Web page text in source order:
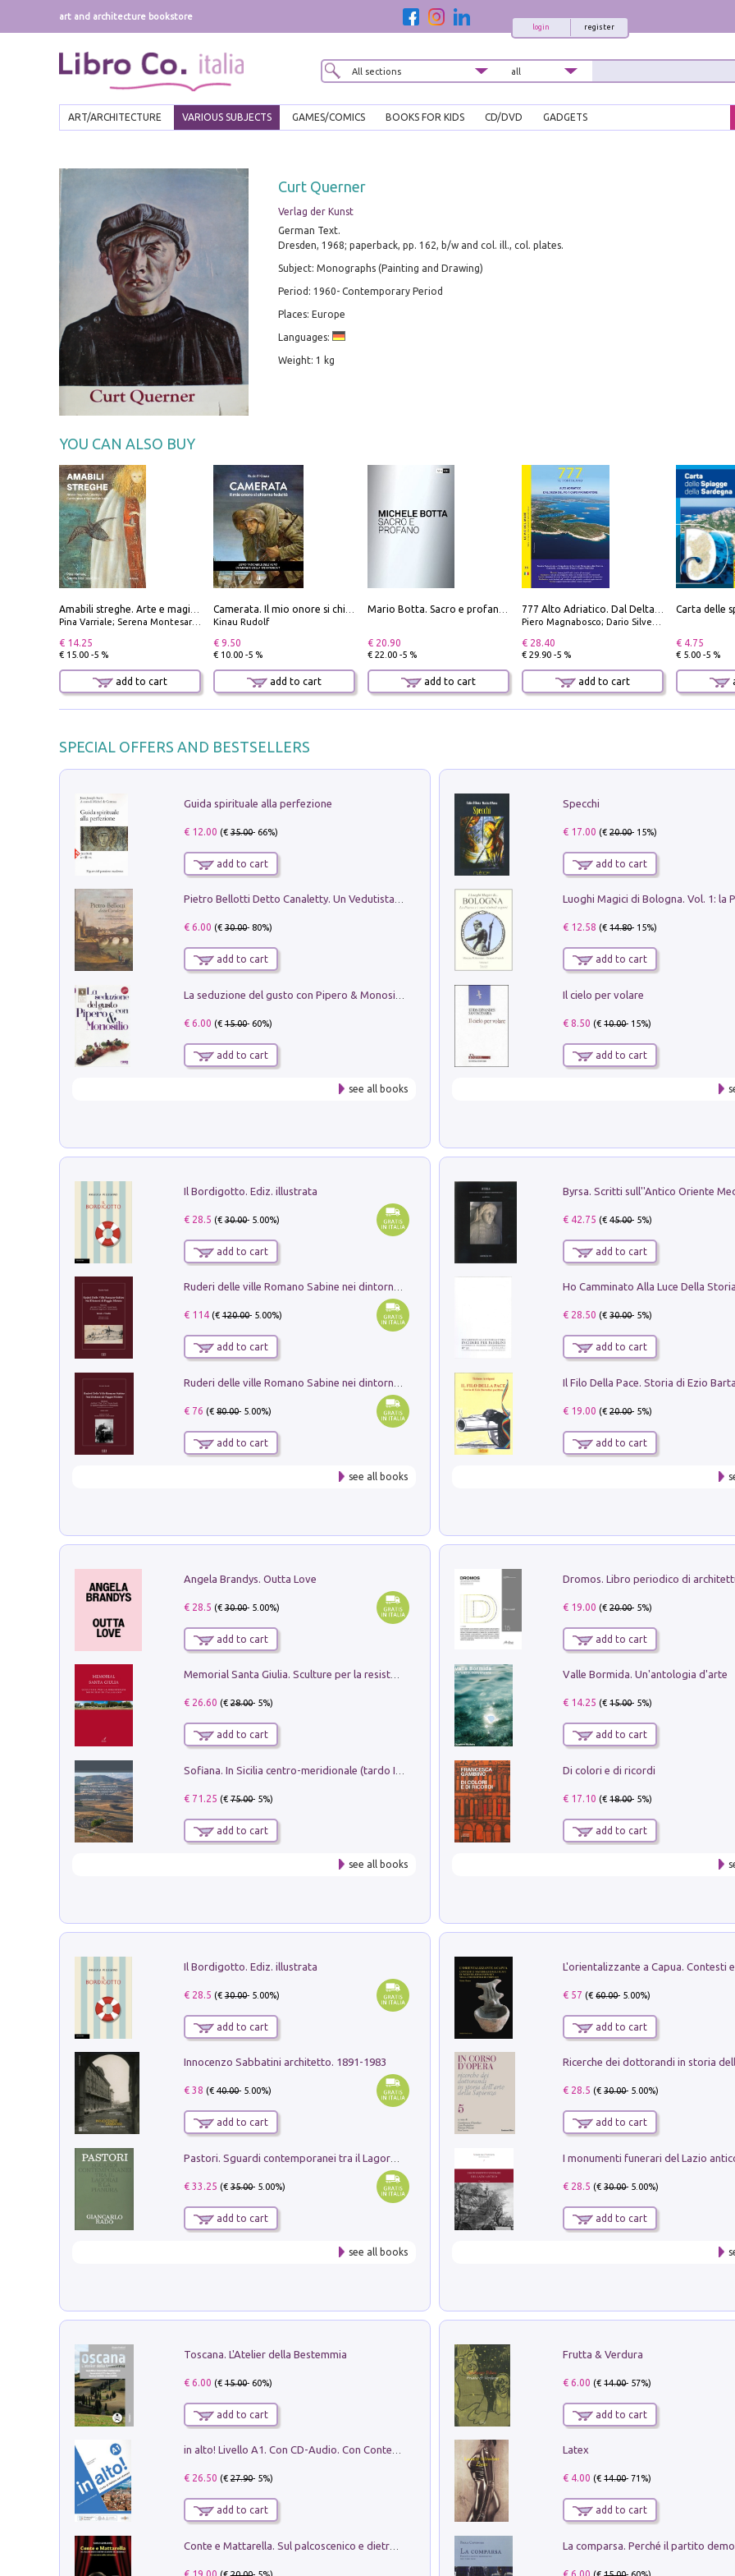
art and architecture bookstore
register
login
ART/ARCHITECTURE VARIOUS SUBJECTS GAMES/COMICS BOOKS FOR KIDS CD/DVD GADGETS
Curt Querner
Verlag der Kunst
German Text.
Dresden, 1968; paperback, pp. 162, b/w and col. ill., col. plates.
Subject: Monographs (Painting and Drawing)
Period: 1960- Contemporary Period
Places: Europe
Languages:
Weight: 1 kg
YOU CAN ALSO BUY
Amabili streghe. Arte e magie di Leonora Carrington e Remedios Varo
Pina Varriale; Serena Montesarchio
€ 14.25
€ 15.00 -5 %
add to cart
Camerata. Il mio onore si chiama fedeltà
Kinau Rudolf
€ 9.50
€ 10.00 -5 %
add to cart
Mario Botta. Sacro e profano-Sacred and profane
€ 20.90
€ 22.00 -5 %
add to cart
777 Alto Adriatico. Dal Delta del Po a Capo Promontore. Con QR Code
Piero Magnabosco; Dario Silvestro; Marco Sbrizzi
€ 28.40
€ 29.90 -5 %
add to cart
€ 4.75
€ 5.00 -5 %
SPECIAL OFFERS AND BESTSELLERS
Guida spirituale alla perfezione
€ 12.00 (€35.00- 66%)
add to cart
Pietro Bellotti Detto Canaletty. Un Vedutista Veneziano nella Francia dell'Ancien Régime
€ 6.00 (€30.00- 80%)
add to cart
€ 6.00 (€15.00- 60%)
add to cart
see all books
Specchi
€ 17.00 (€20.00- 15%)
add to cart
€ 12.58 (€14.80- 15%)
add to cart
Il cielo per volare
€ 8.50 (€10.00- 15%)
add to cart
Il Bordigotto. Ediz. illustrata
€ 28.5 (€30.00- 5.00%)
add to cart
Ruderi delle ville Romano Sabine nei dintorni di Poggio Mirteto. Illustrati dal dott.re prof.re cav.re Ercole Nardi regio ispettore degli scavi e monumenti. Anno 1885. Tavole e studio. Con 25 tavole fuori testo in cartella editoriale
€ 114(€120.00- 5.00%)
add to cart
€ 76 (€80.00- 5.00%)
add to cart
see all books
€ 42.75 (€45.00- 5%)
add to cart
€ 28.50 (€30.00- 5%)
add to cart
€ 19.00 (€20.00- 5%)
add to cart
Angela Brandys. Outta Love
€ 28.5 (€30.00- 5.00%)
add to cart
Memorial Santa Giulia. Sculture per la resistenza Monchio di Palagano
€ 26.60 (€28.00- 5%)
add to cart
€ 71.25 (€75.00- 5%)
add to cart
see all books
€ 19.00 (€20.00- 5%)
add to cart
Valle Bormida. Un'antologia d'arte
€ 14.25 (€15.00- 5%)
add to cart
Di colori e di ricordi
€ 17.10 (€18.00- 5%)
add to cart
Il Bordigotto. Ediz. illustrata
€ 28.5 (€30.00- 5.00%)
add to cart
Innocenzo Sabbatini architetto. 1891-1983
€ 38 (€40.00- 5.00%)
add to cart
Pastori. Sguardi contemporanei tra il Lagorai e la pianura. Ediz. illustrata
€ 33.25 (€35.00- 5.00%)
add to cart
see all books
€ 57 (€60.00- 5.00%)
add to cart
€ 28.5 (€30.00- 5.00%)
add to cart
€ 28.5 (€30.00- 5.00%)
add to cart
Toscana. L'Atelier della Bestemmia
€ 6.00 (€15.00- 60%)
add to cart
in alto! Livello A1. Con CD-Audio. Con Contenuto digitale per accesso on line
€ 26.50 (€27.90- 5%)
add to cart
Conte e Mattarella. Sul palcoscenico e dietro le quinte del Quirinale. Un racconto sulle istituzioni
Frutta & Verdura
€ 6.00 (€14.00- 57%)
add to cart
Latex
€ 4.00 (€14.00- 71%)
add to cart